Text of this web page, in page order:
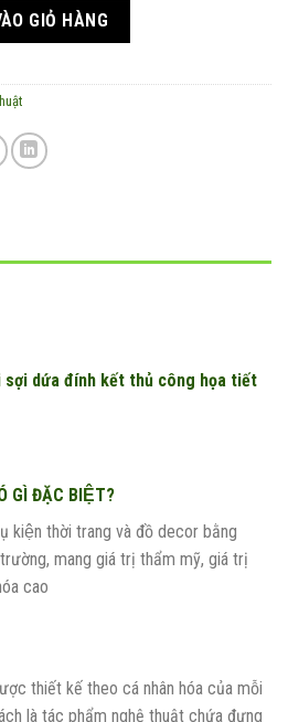
dứa đính kết thủ công họa tiết hồng hoa
GIỎ HÀNG
sợi dứa đính kết thủ công họa tiết
GÌ ĐẶC BIỆT?
kiện thời trang và đồ decor bằng
mang giá trị thẩm mỹ, giá trị
cao
thiết kế theo cá nhân hóa của mỗi
là tác phẩm nghệ thuật chứa đựng